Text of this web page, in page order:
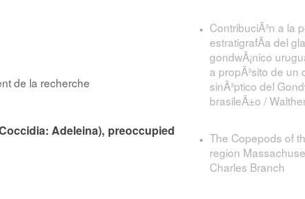
de la recherche
Adeleina), preoccupied
ContribuciÃ³n a la
estratigrafÃ­a del
gondwÃ¡nico
a propÃ³sito de un
sinÃ³ptico del
brasileÃ±o /
The Copepods of
region
Charles Branch